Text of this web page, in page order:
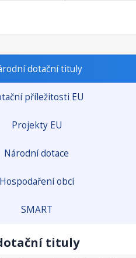
dotační tituly
příležitosti EU
Projekty EU
Národní dotace
Hospodaření obcí
SMART
tituly